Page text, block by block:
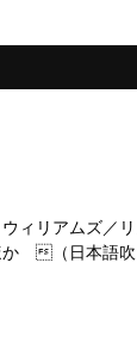
ィリアムズ／
（日本語吹